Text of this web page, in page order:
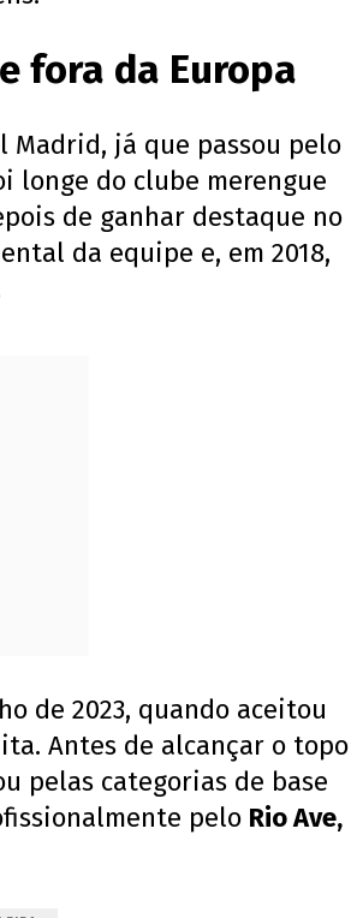
fora da Europa
Madrid, já que passou pelo
longe do clube merengue
de ganhar destaque no
da equipe e, em 2018,
de 2023, quando aceitou
Antes de alcançar o topo
pelas categorias de base
pelo Rio Ave,